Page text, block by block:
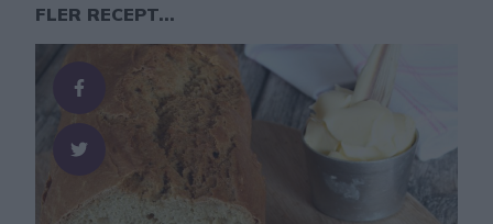
FLER RECEPT...